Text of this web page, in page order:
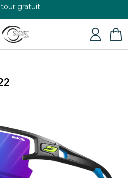
4 79 24 76 84